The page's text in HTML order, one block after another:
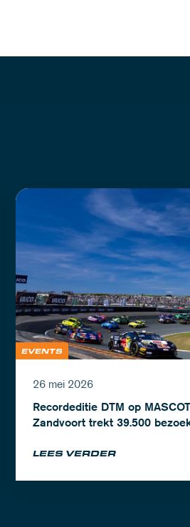
EVENTS
26 mei 2026
Recordeditie DTM op
Zandvoort trekt 39.500
LEES VERDER